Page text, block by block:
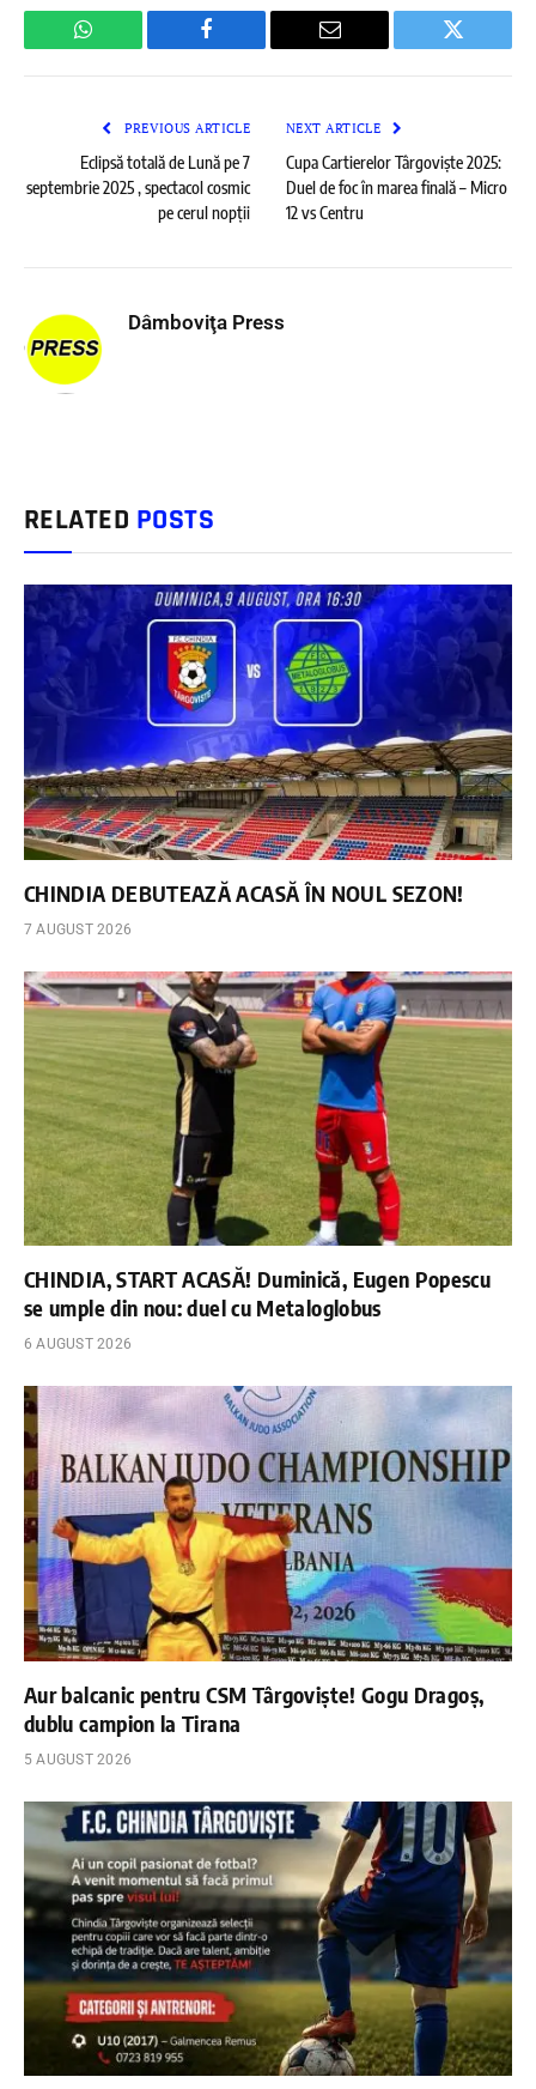
WhatsApp Facebook Email Twitter
PREVIOUS ARTICLE
Eclipsă totală de Lună pe 7
septembrie 2025 , spectacol cosmic
pe cerul nopții
NEXT ARTICLE
Cupa Cartierelor Târgoviște 2025:
Duel de foc în marea finală – Micro
12 vs Centru
Dâmboviţa Press
RELATED POSTS
CHINDIA DEBUTEAZĂ ACASĂ ÎN NOUL SEZON!
7 AUGUST 2026
CHINDIA, START ACASĂ! Duminică, Eugen Popescu
se umple din nou: duel cu Metaloglobus
6 AUGUST 2026
Aur balcanic pentru CSM Târgoviște! Gogu Dragoș,
dublu campion la Tirana
5 AUGUST 2026